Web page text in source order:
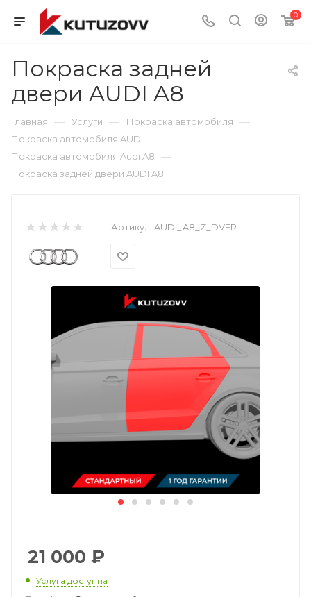
0
Покраска задней
двери AUDI A8
Главная — Услуги — Покраска автомобиля —
Покраска автомобиля AUDI —
Покраска автомобиля Audi A8 —
Покраска задней двери AUDI A8
Артикул: AUDI_A8_Z_DVER
21 000 ₽
Услуга доступна